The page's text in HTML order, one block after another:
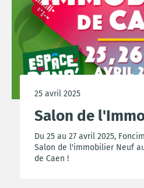
25 avril 2025
Salon de
Du 25 au 27 avril 2025,
Salon de l'immobilier Neuf
de Caen !